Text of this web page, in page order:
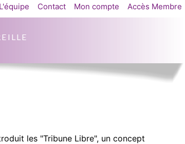
L'équipe Contact Mon compte Accès Membre
les "Tribune Libre", un concept